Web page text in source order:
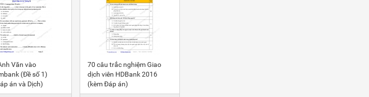
Văn vào
(Đề số 1)
án và Dịch)
70 câu trắc nghiệm Giao
dịch viên HDBank 2016
(kèm Đáp án)